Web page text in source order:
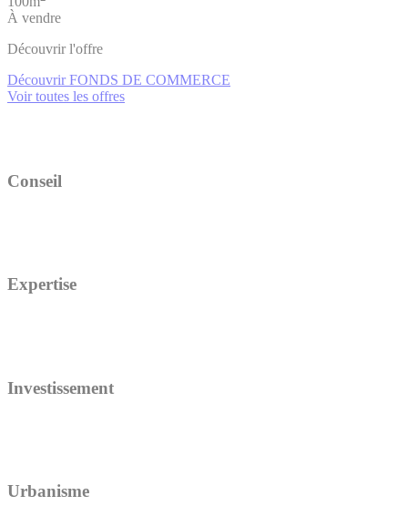
À vendre
Découvrir l'offre
Découvrir FONDS DE COMMERCE
Voir toutes les offres
Conseil
Expertise
Investissement
Urbanisme